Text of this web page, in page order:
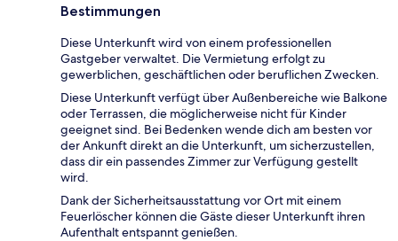
Bestimmungen
Diese Unterkunft wird von einem professionellen
Gastgeber verwaltet. Die Vermietung erfolgt zu
gewerblichen, geschäftlichen oder beruflichen Zwecken.
Diese Unterkunft verfügt über Außenbereiche wie Balkone
oder Terrassen, die möglicherweise nicht für Kinder
geeignet sind. Bei Bedenken wende dich am besten vor
der Ankunft direkt an die Unterkunft, um sicherzustellen,
dass dir ein passendes Zimmer zur Verfügung gestellt
wird.
Dank der Sicherheitsausstattung vor Ort mit einem
Feuerlöscher können die Gäste dieser Unterkunft ihren
Aufenthalt entspannt genießen.